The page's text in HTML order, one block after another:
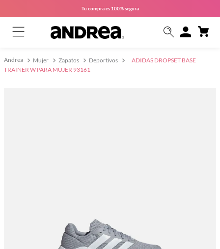
Tu compra es 100% segura
Mujer Zapatos Deportivos
ADIDAS DROPSET BASE
TRAINER W PARA MUJER 93161